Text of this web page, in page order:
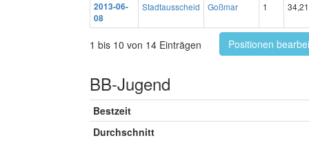
2013-06-
08
Stadtausscheid Goßmar 1 34,21
1 bis 10 von 14 Einträgen Positionen
BB-Jugend
Bestzeit
Durchschnitt